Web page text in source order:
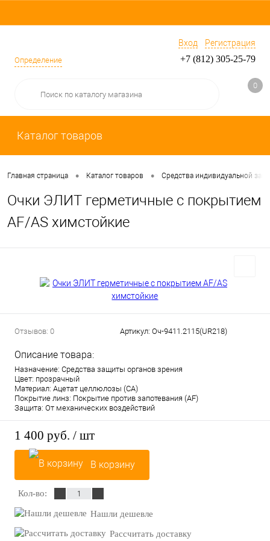
Определение
Вход Регистрация
+7 (812) 305-25-79
0
Каталог товаров
Главная страница • Каталог товаров • Средства индивидуальной
Очки ЭЛИТ герметичные c покрытием
AF/AS химстойкие
Отзывов: 0 Артикул: Оч-9411.2115(UR218)
Описание товара:
Назначение: Средства защиты органов зрения
Цвет: прозрачный
Материал: Ацетат целлюлозы (СА)
Покрытие линз: Покрытие против запотевания (AF)
Защита: От механических воздействий
1 400 руб. / шт
В корзину
Кол-во:
Нашли дешевле
Рассчитать доставку